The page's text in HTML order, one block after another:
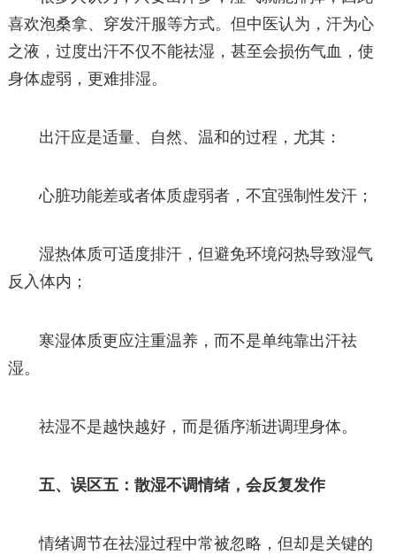
喜欢泡桑拿、穿发汗服等方式。但中医认为，汗为心
之液，过度出汗不仅不能祛湿，甚至会损伤气血，使
身体虚弱，更难排湿。
出汗应是适量、自然、温和的过程，尤其：
心脏功能差或者体质虚弱者，不宜强制性发汗；
湿热体质可适度排汗，但避免环境闷热导致湿气
反入体内；
寒湿体质更应注重温养，而不是单纯靠出汗祛
湿。
祛湿不是越快越好，而是循序渐进调理身体。
五、误区五：散湿不调情绪，会反复发作
情绪调节在祛湿过程中常被忽略，但却是关键的